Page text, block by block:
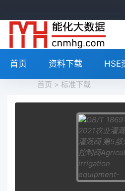
首页 资料下载 HSE
首页 > 标准下载